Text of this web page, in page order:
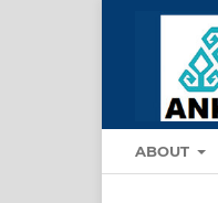
ABOUT